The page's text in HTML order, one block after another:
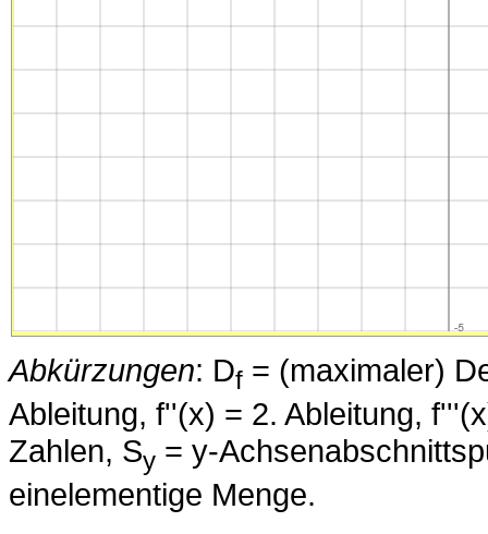
Abkürzungen: Df = (maximaler)
Ableitung, f''(x) = 2. Ableitung,
Zahlen, Sy = y-
einelementige Menge.